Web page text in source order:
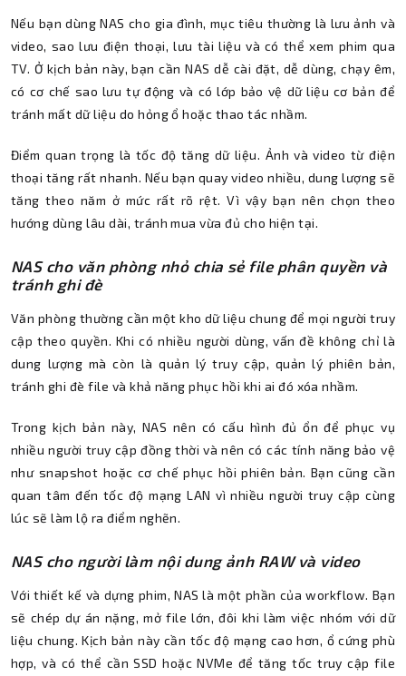
Nếu bạn dùng NAS cho gia đình, mục tiêu thường là lưu ảnh và
video, sao lưu điện thoại, lưu tài liệu và có thể xem phim qua
TV. Ở kịch bản này, bạn cần NAS dễ cài đặt, dễ dùng, chạy êm,
có cơ chế sao lưu tự động và có lớp bảo vệ dữ liệu cơ bản để
tránh mất dữ liệu do hỏng ổ hoặc thao tác nhầm.
Điểm quan trọng là tốc độ tăng dữ liệu. Ảnh và video từ điện
thoại tăng rất nhanh. Nếu bạn quay video nhiều, dung lượng sẽ
tăng theo năm ở mức rất rõ rệt. Vì vậy bạn nên chọn theo
hướng dùng lâu dài, tránh mua vừa đủ cho hiện tại.
NAS cho văn phòng nhỏ chia sẻ file phân quyền và
tránh ghi đè
Văn phòng thường cần một kho dữ liệu chung để mọi người truy
cập theo quyền. Khi có nhiều người dùng, vấn đề không chỉ là
dung lượng mà còn là quản lý truy cập, quản lý phiên bản,
tránh ghi đè file và khả năng phục hồi khi ai đó xóa nhầm.
Trong kịch bản này, NAS nên có cấu hình đủ ổn để phục vụ
nhiều người truy cập đồng thời và nên có các tính năng bảo vệ
như snapshot hoặc cơ chế phục hồi phiên bản. Bạn cũng cần
quan tâm đến tốc độ mạng LAN vì nhiều người truy cập cùng
lúc sẽ làm lộ ra điểm nghẽn.
NAS cho người làm nội dung ảnh RAW và video
Với thiết kế và dựng phim, NAS là một phần của workflow. Bạn
sẽ chép dự án nặng, mở file lớn, đôi khi làm việc nhóm với dữ
liệu chung. Kịch bản này cần tốc độ mạng cao hơn, ổ cứng phù
hợp, và có thể cần SSD hoặc NVMe để tăng tốc truy cập file